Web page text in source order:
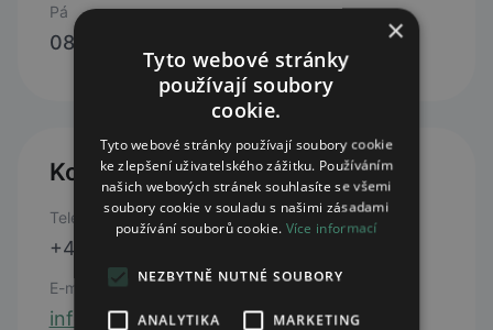
Pá
08:00 - 17:00
Kontakty
Telefon
+420 724 320 595
E-mail
info@hradcanskalekarna.cz
×
Tyto webové stránky
používají soubory
cookie.
Tyto webové stránky používají soubory cookie
ke zlepšení uživatelského zážitku. Používáním
našich webových stránek souhlasíte se všemi
soubory cookie v souladu s našimi zásadami
používání souborů cookie. Více informací
NEZBYTNĚ NUTNÉ SOUBORY
ANALYTIKA MARKETING